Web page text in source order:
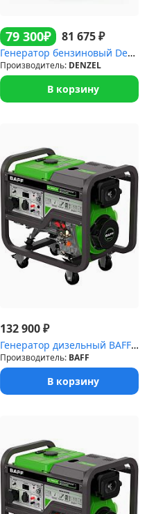
79 300₽ 81 675₽
Генератор бензиновый Denzel GS-7500iFEA
Производитель: DENZEL
В корзину
132 900₽
Генератор дизельный BAFF DG 5000 EC
Производитель: BAFF
В корзину